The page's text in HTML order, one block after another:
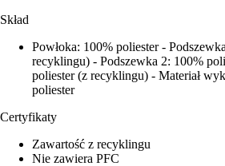
Skład
Powłoka: 100% poliester -
recyklingu) - Podszewka 2: 100%
poliester (z recyklingu) - Materiał
poliester
Certyfikaty
Zawartość z recyklingu
Nie zawiera PFC